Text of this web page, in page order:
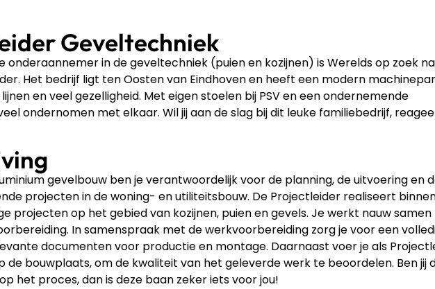
Geveltechniek
onderaannemer in de geveltechniek (puien en kozijnen) is Werelds op zoek
Het bedrijf ligt ten Oosten van Eindhoven en heeft een modern
en veel gezelligheid. Met eigen stoelen bij PSV en een ondernemende
ondernomen met elkaar. Wil jij aan de slag bij dit leuke familiebedrijf,
gevelbouw ben je verantwoordelijk voor de planning, de uitvoering en
projecten in de woning- en utiliteitsbouw. De Projectleider realiseert
projecten op het gebied van kozijnen, puien en gevels. Je werkt nauw
In samenspraak met de werkvoorbereiding zorg je voor een
documenten voor productie en montage. Daarnaast voer je als
bouwplaats, om de kwaliteit van het geleverde werk te beoordelen. Ben jij
het proces, dan is deze baan zeker iets voor jou!